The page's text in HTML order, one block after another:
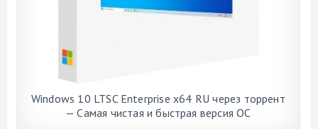
Windows 10 LTSC Enterprise x64 RU через торрент
— Самая чистая и быстрая версия ОС